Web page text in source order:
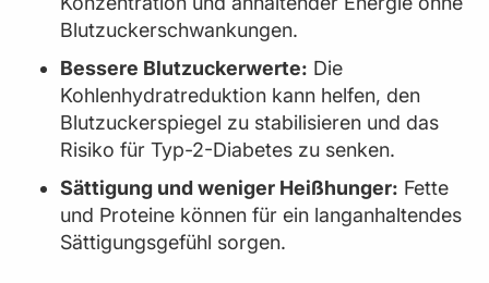
Blutzuckerschwankungen.
Bessere Blutzuckerwerte: Die
Kohlenhydratreduktion kann helfen, den
Blutzuckerspiegel zu stabilisieren und das
Risiko für Typ-2-Diabetes zu senken.
Sättigung und weniger Heißhunger: Fette
und Proteine können für ein langanhaltendes
Sättigungsgefühl sorgen.